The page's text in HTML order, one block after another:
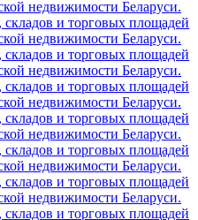
недвижимости Беларуси.
и торговых площадей
недвижимости Беларуси.
и торговых площадей
недвижимости Беларуси.
и торговых площадей
недвижимости Беларуси.
и торговых площадей
недвижимости Беларуси.
и торговых площадей
недвижимости Беларуси.
и торговых площадей
недвижимости Беларуси.
и торговых площадей